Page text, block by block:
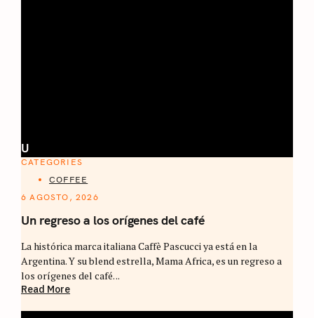
U
CATEGORIES
COFFEE
6 AGOSTO, 2026
Un regreso a los orígenes del café
La histórica marca italiana Caffè Pascucci ya está en la
Argentina. Y su blend estrella, Mama Africa, es un regreso a
los orígenes del café. ..
Read More